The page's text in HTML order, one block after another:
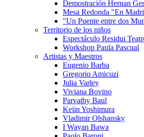
Demostración Hernan
Mesa Redonda "En
"Un Puente entre dos
Territorio de los niños
Espectáculo Residui
Workshop Paula Pascual
Artistas y Maestros
Eugenio Barba
Gregorio Amicuzi
Julia Varley
Viviana Bovino
Parvathy Baul
Keiin Yoshimura
Vladimir Olshansky
I Wayan Bawa